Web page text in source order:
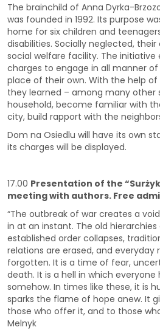
The brainchild of Anna Dyrka-
was founded in 1992. Its purpose
home for six children and
disabilities. Socially neglected,
social welfare facility. The initiative
charges to engage in all manner
place of their own. With the help
they learned – among many other
household, become familiar with
city, build rapport with the
Dom na Osiedlu will have its own
its charges will be displayed.
17.00 Presentation of the
meeting with authors. Free
“The outbreak of war creates a
in at an instant. The old
established order collapses,
relations are erased, and everyday
forgotten. It is a time of fear,
death. It is a hell in which
somehow. In times like these, it is
sparks the flame of hope anew. It
those who offer it, and to those
Melnyk